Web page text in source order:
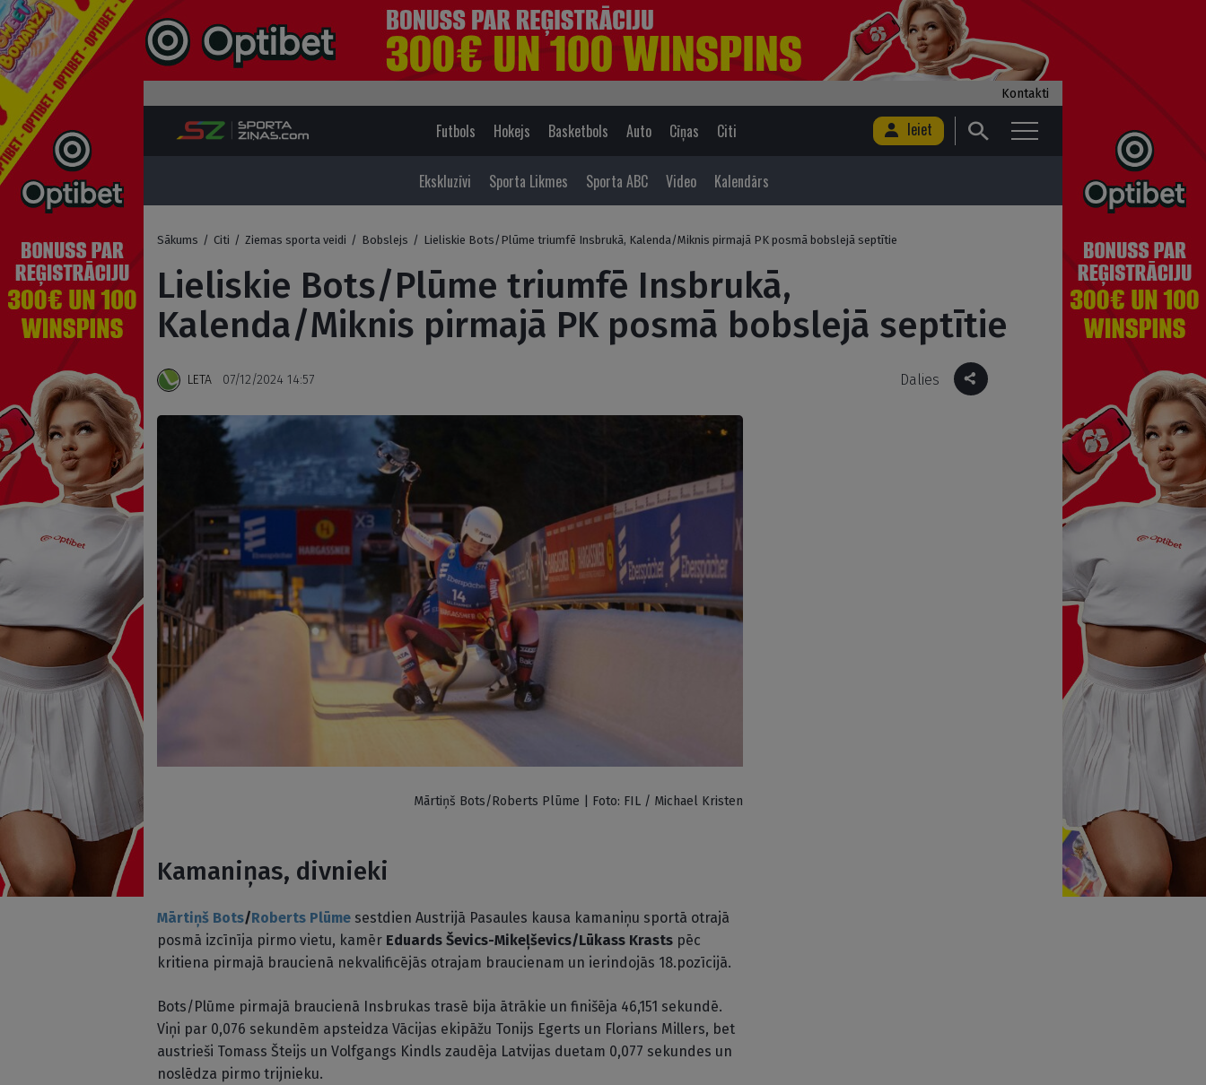
Kontakti
Futbols Hokejs Basketbols Auto Cīņas Citi Ieiet
Ekskluzīvi Sporta Likmes Sporta ABC Video Kalendārs
Sākums / Citi / Ziemas sporta veidi / Bobslejs / Lieliskie Bots/Plūme triumfē Insbrukā, Kalenda/Miknis pirmajā PK posmā bobslejā septītie
Lieliskie Bots/Plūme triumfē Insbrukā,
Kalenda/Miknis pirmajā PK posmā bobslejā septītie
LETA 07/12/2024 14:57 Dalies
Mārtiņš Bots/Roberts Plūme | Foto: FIL / Michael Kristen
Kamaniņas, divnieki
Mārtiņš Bots/Roberts Plūme sestdien Austrijā Pasaules kausa kamaniņu sportā otrajā
posmā izcīnīja pirmo vietu, kamēr Eduards Ševics-Mikeļševics/Lūkass Krasts pēc
kritiena pirmajā braucienā nekvalificējās otrajam braucienam un ierindojās 18.pozīcijā.
Bots/Plūme pirmajā braucienā Insbrukas trasē bija ātrākie un finišēja 46,151 sekundē.
Viņi par 0,076 sekundēm apsteidza Vācijas ekipāžu Tonijs Egerts un Florians Millers, bet
austrieši Tomass Šteijs un Volfgangs Kindls zaudēja Latvijas duetam 0,077 sekundes un
noslēdza pirmo trijnieku.